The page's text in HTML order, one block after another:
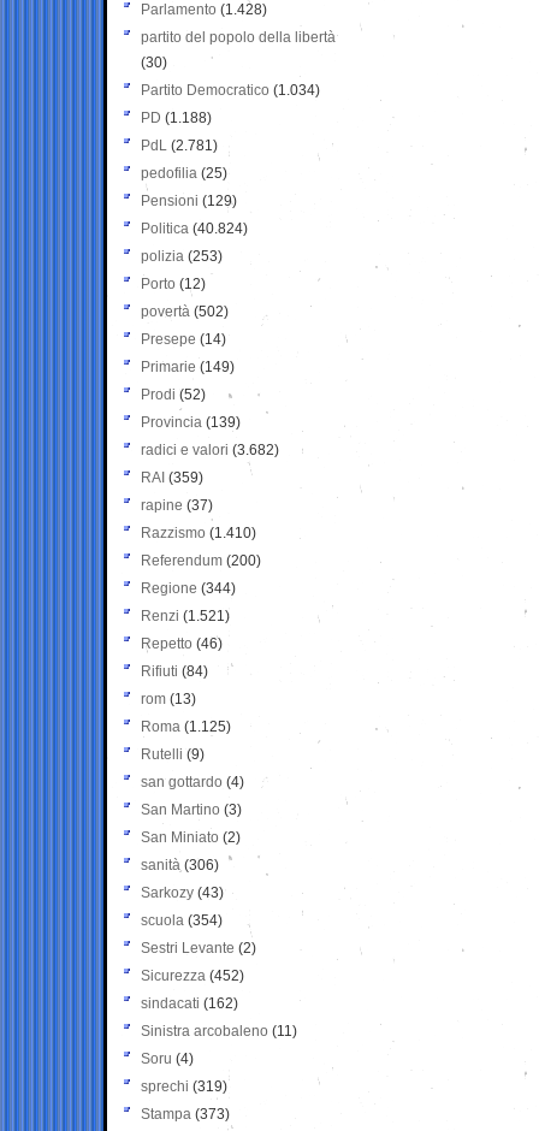
Parlamento (1.428)
partito del popolo della libertà
(30)
Partito Democratico (1.034)
PD (1.188)
PdL (2.781)
pedofilia (25)
Pensioni (129)
Politica (40.824)
polizia (253)
Porto (12)
povertà (502)
Presepe (14)
Primarie (149)
Prodi (52)
Provincia (139)
radici e valori (3.682)
RAI (359)
rapine (37)
Razzismo (1.410)
Referendum (200)
Regione (344)
Renzi (1.521)
Repetto (46)
Rifiuti (84)
rom (13)
Roma (1.125)
Rutelli (9)
san gottardo (4)
San Martino (3)
San Miniato (2)
sanità (306)
Sarkozy (43)
scuola (354)
Sestri Levante (2)
Sicurezza (452)
sindacati (162)
Sinistra arcobaleno (11)
Soru (4)
sprechi (319)
Stampa (373)